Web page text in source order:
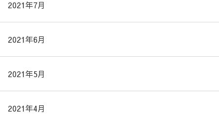
2021年7月
2021年6月
2021年5月
2021年4月